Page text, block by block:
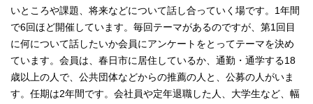
いところや課題、将来などについて話し合っていく場です。1年間
で6回ほど開催しています。毎回テーマがあるのですが、第1回目
に何について話したいか会員にアンケートをとってテーマを決め
ています。会員は、春日市に居住しているか、通勤・通学する18
歳以上の人で、公共団体などからの推薦の人と、公募の人がいま
す。任期は2年間です。会社員や定年退職した人、大学生など、幅